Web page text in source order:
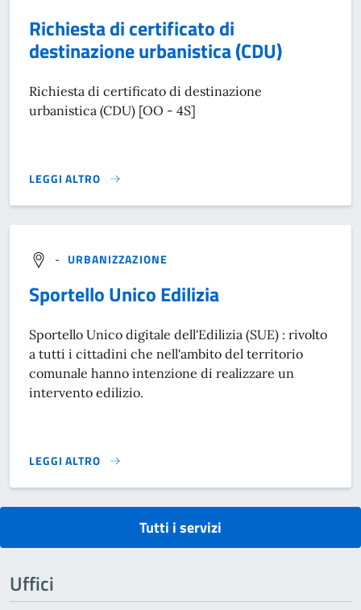
Richiesta di certificato di
destinazione urbanistica (CDU)
Richiesta di certificato di destinazione
urbanistica (CDU) [OO - 4S]
LEGGI ALTRO
RICHIESTA DI CERTIFICATO DI DESTINAZIONE URBANISTICA
- URBANIZZAZIONE
Sportello Unico Edilizia
Sportello Unico digitale dell'Edilizia (SUE) : rivolto
a tutti i cittadini che nell'ambito del territorio
comunale hanno intenzione di realizzare un
intervento edilizio.
LEGGI ALTRO
SPORTELLO UNICO EDILIZIA}
Tutti i servizi
Uffici